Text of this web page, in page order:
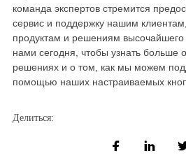
команда экспертов стремится
сервис и поддержку нашим
продуктам и решениям высочайшего
нами сегодня, чтобы узнать больше
решениях и о том, как мы можем
помощью наших настраиваемых
Делиться: